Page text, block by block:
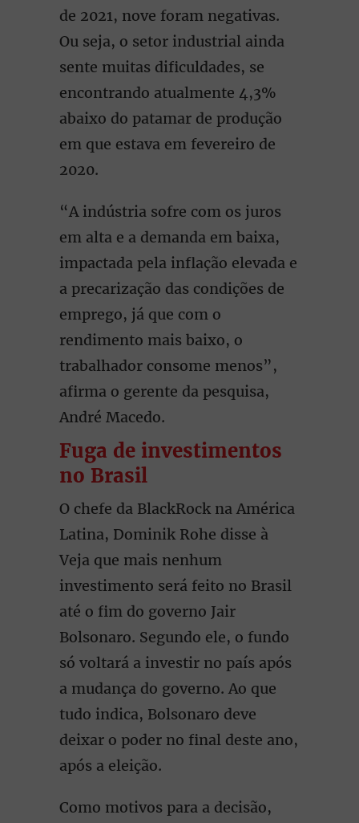
de 2021, nove foram negativas.
Ou seja, o setor industrial ainda
sente muitas dificuldades, se
encontrando atualmente 4,3%
abaixo do patamar de produção
em que estava em fevereiro de
2020.
“A indústria sofre com os juros
em alta e a demanda em baixa,
impactada pela inflação elevada e
a precarização das condições de
emprego, já que com o
rendimento mais baixo, o
trabalhador consome menos”,
afirma o gerente da pesquisa,
André Macedo.
Fuga de investimentos
no Brasil
O chefe da BlackRock na América
Latina, Dominik Rohe disse à
Veja que mais nenhum
investimento será feito no Brasil
até o fim do governo Jair
Bolsonaro. Segundo ele, o fundo
só voltará a investir no país após
a mudança do governo. Ao que
tudo indica, Bolsonaro deve
deixar o poder no final deste ano,
após a eleição.
Como motivos para a decisão,